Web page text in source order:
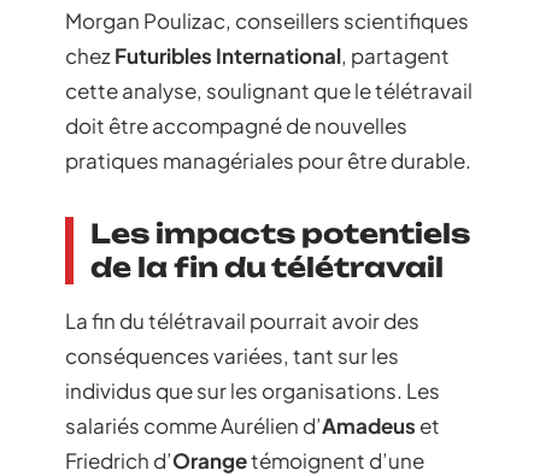
Morgan Poulizac, conseillers scientifiques
chezFuturibles International, partagent
cette analyse, soulignant que le télétravail
doit être accompagné de nouvelles
pratiques managériales pour être durable.
Les impacts potentiels
de la fin du télétravail
La fin du télétravail pourrait avoir des
conséquences variées, tant sur les
individus que sur les organisations. Les
salariés comme Aurélien d’Amadeus et
Friedrich d’Orangetémoignent d’une